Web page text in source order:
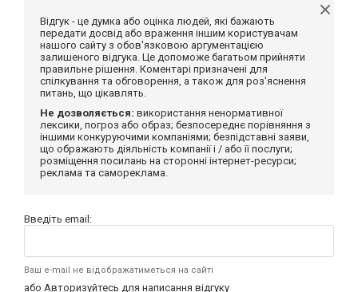
Відгук - це думка або оцінка людей, які бажають
передати досвід або враження іншим користувачам
нашого сайту з обов'язковою аргументацією
залишеного відгука. Це допоможе багатьом прийняти
правильне рішення. Коментарі призначені для
спілкування та обговорення, а також для роз'яснення
питань, що цікавлять.
Не дозволяється: використання ненормативної
лексики, погроз або образ; безпосереднє порівняння з
іншими конкуруючими компаніями; безпідставні заяви,
що ображають діяльність компанії і / або її послуги;
розміщення посилань на сторонні інтернет-ресурси;
реклама та самореклама.
Введіть email:
Ваш e-mail не відображатиметься на сайті
або Авторизуйтесь для написання відгуку